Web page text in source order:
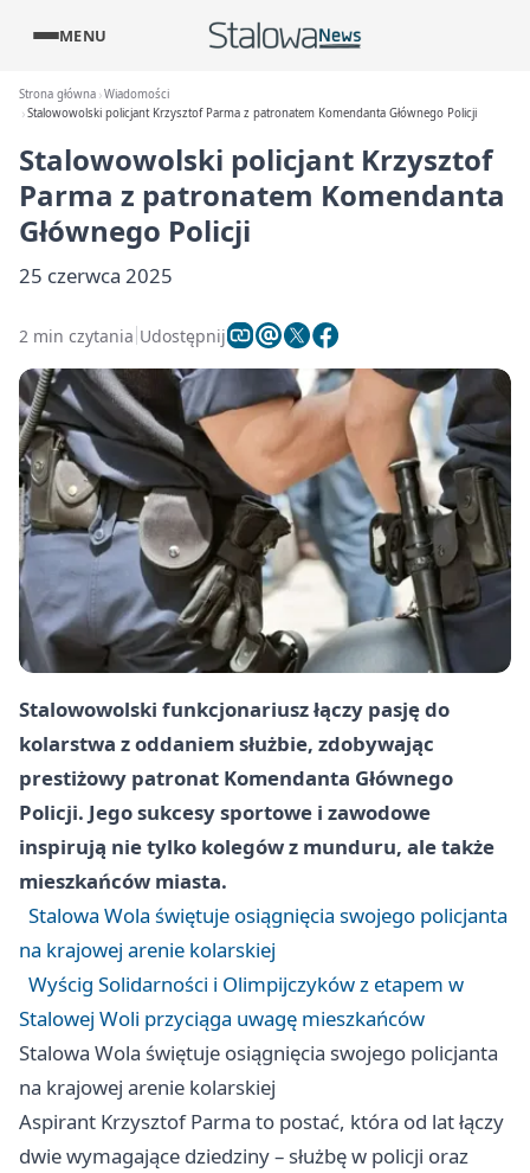
MENU
Strona główna Wiadomości
Stalowowolski policjant Krzysztof Parma z patronatem Komendanta Głównego Policji
Stalowowolski policjant Krzysztof
Parma z patronatem Komendanta
Głównego Policji
25 czerwca 2025
2 min czytania Udostępnij
Stalowowolski funkcjonariusz łączy pasję do
kolarstwa z oddaniem służbie, zdobywając
prestiżowy patronat Komendanta Głównego
Policji. Jego sukcesy sportowe i zawodowe
inspirują nie tylko kolegów z munduru, ale także
mieszkańców miasta.
Stalowa Wola świętuje osiągnięcia swojego policjanta
na krajowej arenie kolarskiej
Wyścig Solidarności i Olimpijczyków z etapem w
Stalowej Woli przyciąga uwagę mieszkańców
Stalowa Wola świętuje osiągnięcia swojego policjanta
na krajowej arenie kolarskiej
Aspirant Krzysztof Parma to postać, która od lat łączy
dwie wymagające dziedziny – służbę w policji oraz